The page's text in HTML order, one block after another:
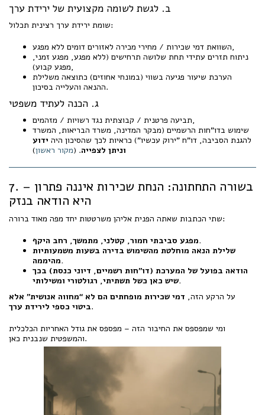
ב. לגשת לשומה מקצועית של ירידת ערך
שומת ירידת ערך רצינית תכלול:
השוואת דמי שכירות / מחירי מכירה לאזורים דומים ללא מפגע,
ניתוח תזרים עתידי תחת שלושה תרחישים (ללא מפגע, מפגע זמני,
מפגע קבוע),
הערכת שיעור פגיעה בשווי (במונחי אחוזים) כתוצאה משלילת
ההנאה והעלייה בסיכון.
ג. הכנה לעתיד משפטי
תביעה פרטנית / קבוצתית נגד רשויות / מזהמים,
שימוש בדו"חות הרשמיים (מבקר המדינה, משרד הבריאות, המשרד
להגנת הסביבה, דו"ח "ירוק עכשיו") כראיות לכך שהסיכון היה ידוע
וניתן לצפייה. (מקור ראשון)
7. בשורה התחתונה: הנחת שכירות איננה פתרון –
היא הודאה בנזק
שתי הכתבות שאתה הפנית אליהן משרטטות יחד מפה מאוד ברורה:
מפגע סביבתי חמור, קטלני, מתמשך, רחב היקף.
שלילת הנאה מוחלטת מהשימוש בדירה בשעות משמעותיות
מהיממה.
הודאה בפועל של המערכת (דו"חות רשמיים, דיוני כנסת) בכך
שיש כאן כשל תשתיתי, רגולטורי ומשילותי.
על הרקע הזה, דמי שכירות מופחתים הם לא “מחווה אנושית” אלא
ביטוי כספי לירידת ערך.
ומי שמפספס את החיבור הזה – מפספס את גודל האחריות הכלכלית
והמשפטית שנבנית כאן.